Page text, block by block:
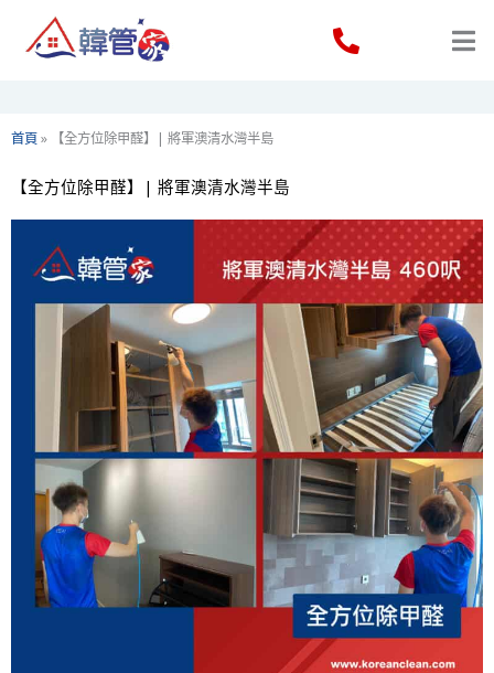
首頁» 【全方位除甲醛】| 將軍澳清水灣半島
【全方位除甲醛】| 將軍澳清水灣半島